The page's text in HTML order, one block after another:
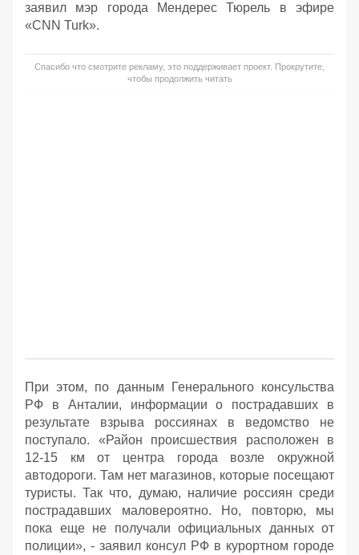
заявил мэр города Мендерес Тюрель в эфире
«CNN Turk».
Спасибо что смотрите рекламу, это поддерживает проект. Прокрутите,
чтобы продолжить читать
При этом, по данным Генерального консульства
РФ в Анталии, информации о пострадавших в
результате взрыва россиянах в ведомство не
поступало. «Район происшествия расположен в
12-15 км от центра города возле окружной
автодороги. Там нет магазинов, которые посещают
туристы. Так что, думаю, наличие россиян среди
пострадавших маловероятно. Но, повторю, мы
пока еще не получали официальных данных от
полиции», - заявил консул РФ в курортном городе